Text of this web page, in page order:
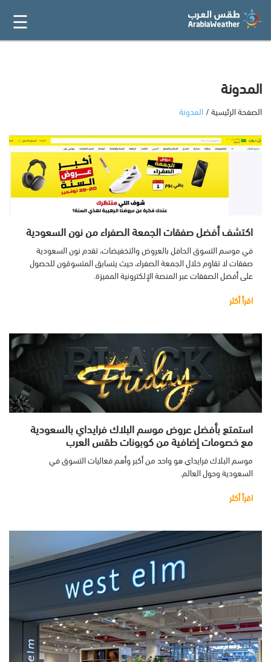
القائمة
جميع
فئات
☰
المدونة
الصفحة الرئيسية المدونة
اكتشف أفضل صفقات الجمعة الصفراء من نون السعودية
في موسم التسوق الحافل بالعروض والتخفيضات، تقدم نون السعودية
صفقات لا تقاوم خلال الجمعة الصفراء، حيث يتسابق المتسوقون للحصول
على أفضل الصفقات عبر المنصة الإلكترونية المميزة.
اقرأ أكثر
استمتع بأفضل عروض موسم البلاك فرايداي بالسعودية
مع خصومات إضافية من كوبونات طقس العرب
موسم البلاك فرايداي هو واحد من أكبر وأهم فعاليات التسوق في
السعودية وحول العالم.
اقرأ أكثر